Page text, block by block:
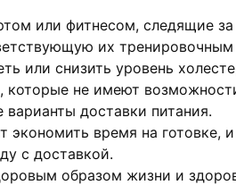
или фитнесом, следящие
их тренировочным
или снизить уровень
которые не имеют
доставки питания.
экономить время на готовке,
с доставкой.
образом жизни и